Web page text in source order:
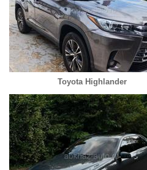
Toyota Highlander